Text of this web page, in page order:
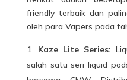
friendly terbaik dan
oleh para Vapers pada
Kaze Lite Series:
salah satu seri liquid